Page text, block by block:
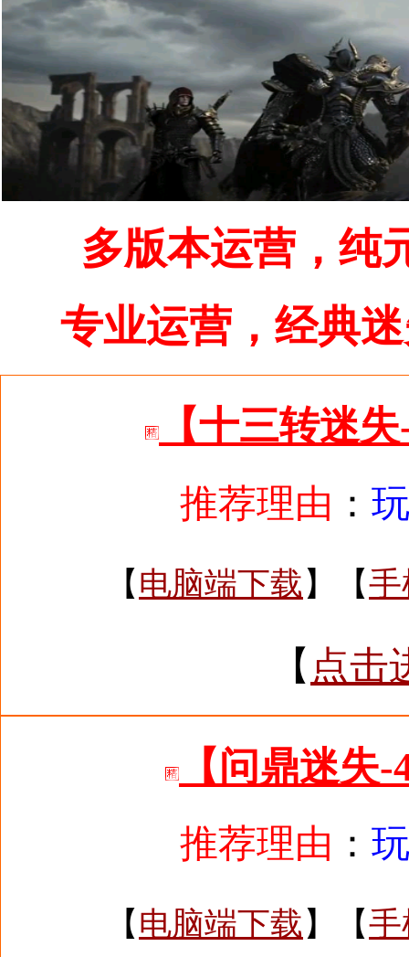
多版本运营，纯
专业运营，经典
【十三转迷
推荐理由 ：
【 电脑端下载 】【手
【 点击
【问鼎迷失
推荐理由 ：
【 电脑端下载 】【手